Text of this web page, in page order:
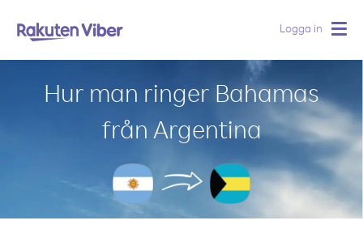
Logga in
Hur man ringer Bahamas
från Argentina